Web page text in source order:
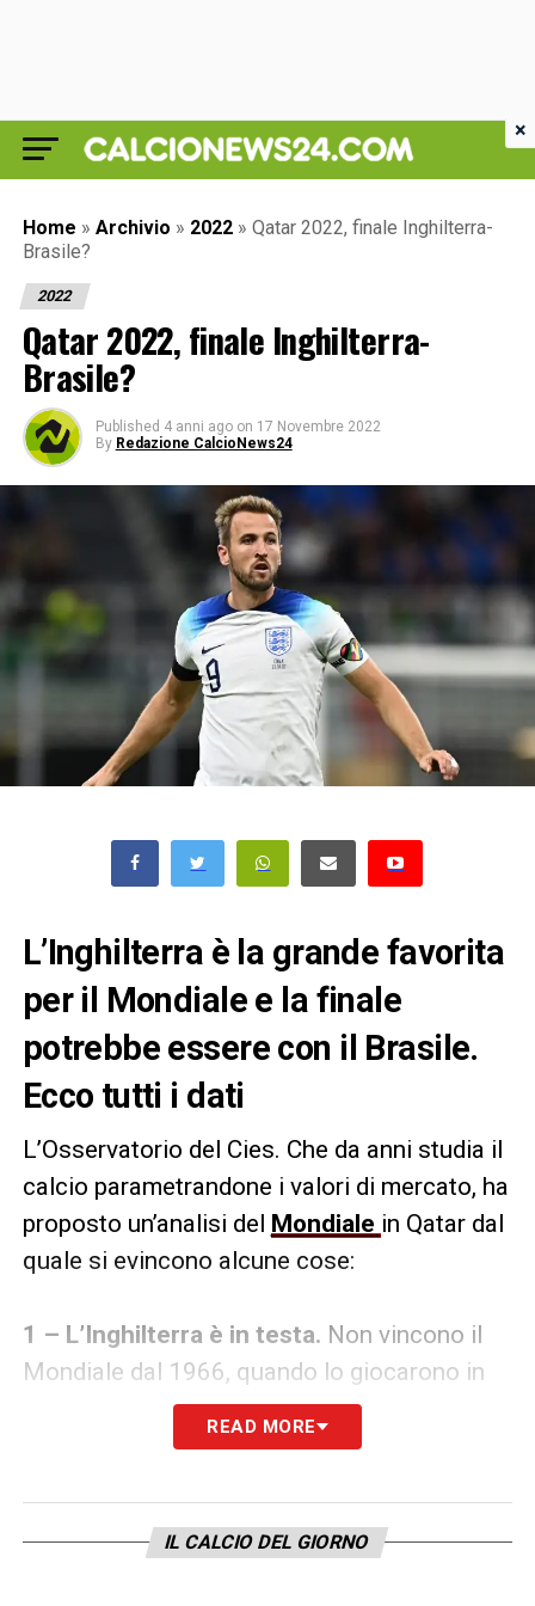
Home » Archivio » 2022 » Qatar 2022, finale Inghilterra-
Brasile?
2022
Qatar 2022, finale Inghilterra-
Brasile?
Published 4 anni ago on 17 Novembre 2022
By Redazione CalcioNews24
L’Inghilterra è la grande favorita
per il Mondiale e la finale
potrebbe essere con il Brasile.
Ecco tutti i dati
L’Osservatorio del Cies. Che da anni studia il
calcio parametrandone i valori di mercato, ha
proposto un’analisi del Mondiale in Qatar dal
quale si evincono alcune cose:
1 – L’Inghilterra è in testa. Non vincono il
Mondiale dal 1966, quando lo giocarono in
casa, e non sono neanche mai più arrivati in
una finale. Eppure, il valore di mercato della
202 milioni. Secondi e terzi sono Brasile e
READ MORE
IL CALCIO DEL GIORNO
×